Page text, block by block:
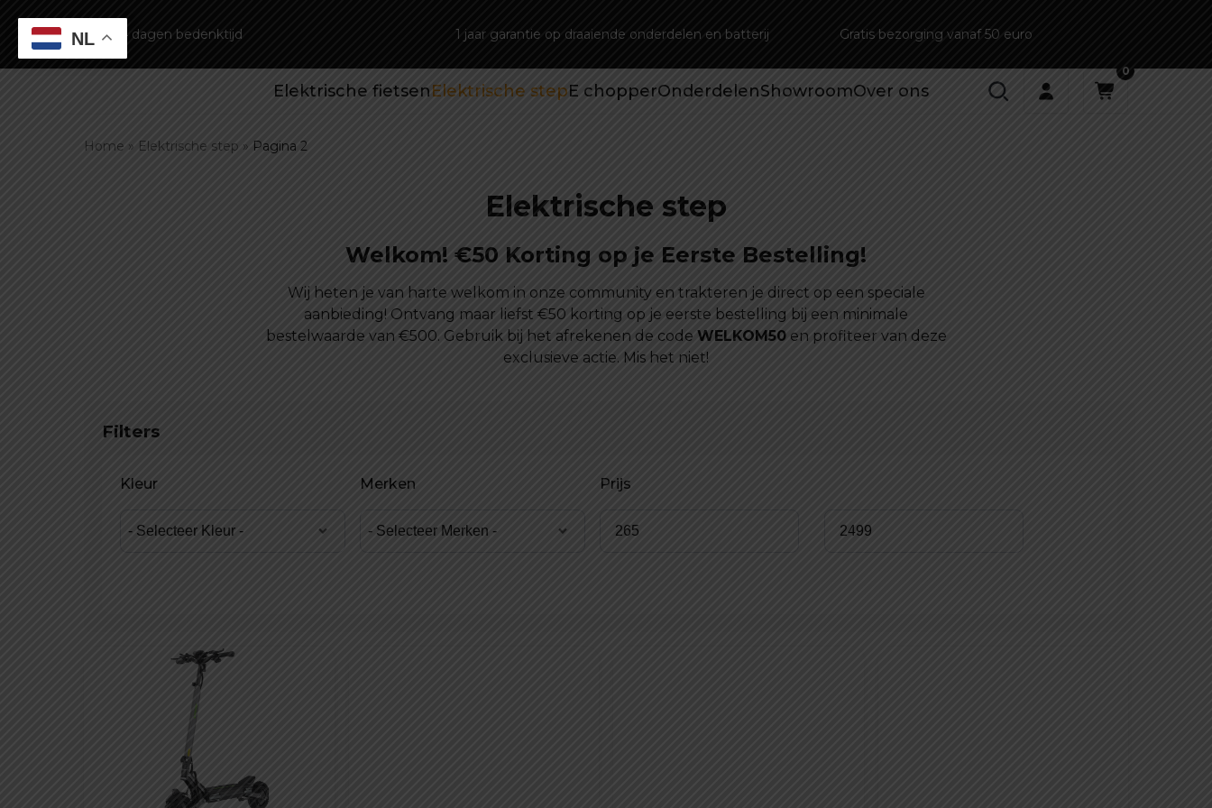
Gratis bezorging vanaf 50 euro
14 dagen bedenktijd 1 jaar garantie op draaiende onderdelen en batterij
Elektrische fietsenElektrische stepE chopperOnderdelenShowroomOver ons
0
Home » Elektrische step » Pagina 2
Elektrische step
Welkom! €50 Korting op je Eerste Bestelling!
Wij heten je van harte welkom in onze community en trakteren je direct op een speciale
aanbieding! Ontvang maar liefst €50 korting op je eerste bestelling bij een minimale
bestelwaarde van €500. Gebruik bij het afrekenen de code WELKOM50en profiteer van deze
exclusieve actie. Mis het niet!
Filters
Kleur Merken Prijs
NL